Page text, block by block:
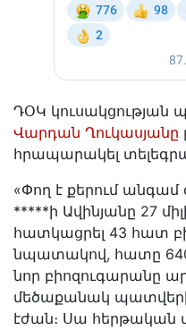
ԴՕԿ
Վարդան Ղուկասյանը
հրապարակել
«Փող է քերում
*****ի Ավինյանը 27
հատկացրել 43 հատ
նպատակով, հատը 640
նոր բիոզուգարանը
մեծաքանակ
էժան։ Սա հերթական